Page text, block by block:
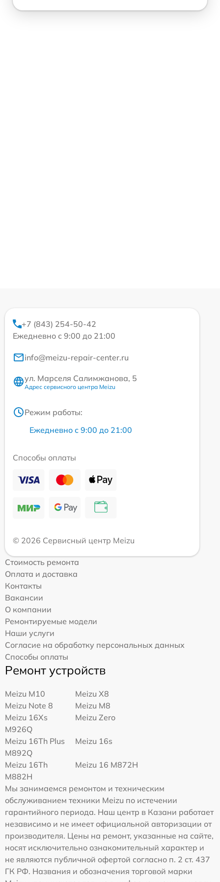
+7 (843) 254-50-42
Ежедневно с 9:00 до 21:00
info@meizu-repair-center.ru
ул. Марселя Салимжанова, 5
Адрес сервисного центра Meizu
Режим работы:
Ежедневно с 9:00 до 21:00
Способы оплаты
© 2026 Сервисный центр Meizu
Стоимость ремонта
Оплата и доставка
Контакты
Вакансии
О компании
Ремонтируемые модели
Наши услуги
Согласие на обработку персональных данных
Способы оплаты
Ремонт устройств
Meizu M10
Meizu X8
Meizu Note 8
Meizu M8
Meizu 16Xs
M926Q
Meizu Zero
Meizu 16Th Plus
M892Q
Meizu 16s
Meizu 16Th
M882H
Meizu 16 M872H
Мы занимаемся ремонтом и техническим
обслуживанием техники Meizu по истечении
гарантийного периода. Наш центр в Казани работает
независимо и не имеет официальной авторизации от
производителя. Цены на ремонт, указанные на сайте,
носят исключительно ознакомительный характер и
не являются публичной офертой согласно п. 2 ст. 437
ГК РФ. Названия и обозначения торговой марки